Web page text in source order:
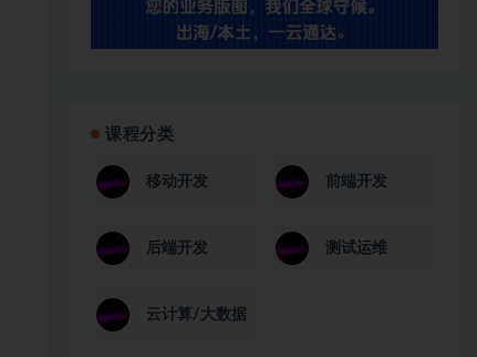
课程分类
移动开发 前端开发
后端开发 测试运维
云计算/大数据